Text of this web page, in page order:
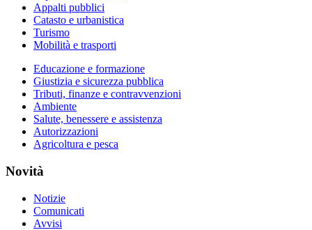
Appalti pubblici
Catasto e urbanistica
Turismo
Mobilità e trasporti
Educazione e formazione
Giustizia e sicurezza pubblica
Tributi, finanze e contravvenzioni
Ambiente
Salute, benessere e assistenza
Autorizzazioni
Agricoltura e pesca
Novità
Notizie
Comunicati
Avvisi